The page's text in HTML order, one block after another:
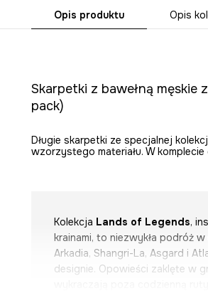
Opis produktu Opis
Skarpetki z bawełną męskie
pack)
Długie skarpetki ze specjalnej
wzorzystego materiału. W komplecie
Kolekcja Lands of Legends,
krainami, to niezwykła podróż
Arkadia, Shangri-La, Asgard i
designie. Opowieści zaklęte w